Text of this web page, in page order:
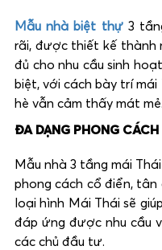
Mẫu nhà biệt thự3
rãi, được thiết kế thành
đủ cho nhu cầu sinh
biệt, với cách bày trí mái
hè vẫn cảm thấy mát mẻ.
ĐA DẠNG PHONG CÁCH
Mẫu nhà 3 tầng mái
phong cách cổ điển,
loại hình Mái Thái sẽ
đáp ứng được nhu cầu
các chủ đầu tư.